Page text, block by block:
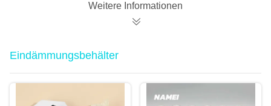
Weitere Informationen
Eindämmungsbehälter